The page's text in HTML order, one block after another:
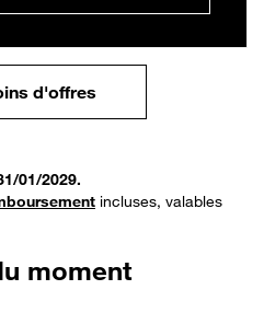
d'offres
01/2029.
incluses, valables
moment